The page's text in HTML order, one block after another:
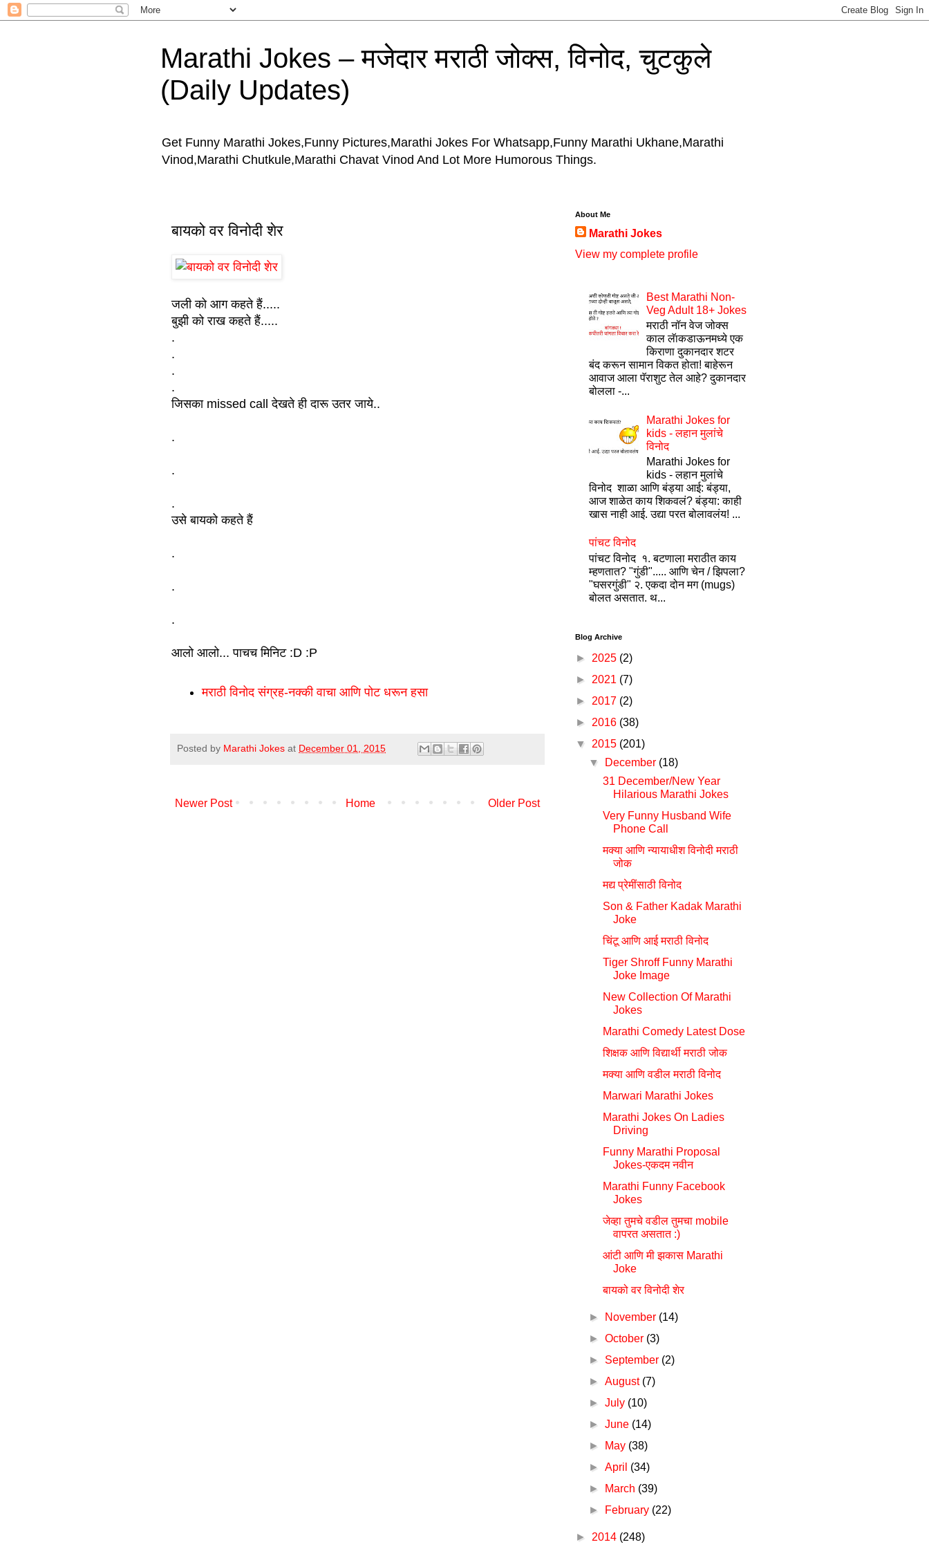
Marathi Jokes – मजेदार मराठी जोक्स, विनोद, चुटकुले
(Daily Updates)
Get Funny Marathi Jokes,Funny Pictures,Marathi Jokes For Whatsapp,Funny Marathi Ukhane,Marathi
Vinod,Marathi Chutkule,Marathi Chavat Vinod And Lot More Humorous Things.
बायको वर विनोदी शेर
जली को आग कहते हैं.....
बुझी को राख कहते हैं.....
.
.
.
.
जिसका missed call देखते ही दारू उतर जाये..
.
.
.
उसे बायको कहते हैं
.
.
.
आलो आलो... पाचच मिनिट :D :P
मराठी विनोद संग्रह-नक्की वाचा आणि पोट धरून हसा
Posted by Marathi Jokes at December 01, 2015
Newer Post Older Post
Home
About Me
Marathi Jokes
View my complete profile
Best Marathi Non-
Veg Adult 18+ Jokes
मराठी नॉन वेज जोक्स
काल लॅाकडाऊनमध्ये एक
किराणा दुकानदार शटर
बंद करून सामान विकत होता! बाहेरून
आवाज आला पॅराशुट तेल आहे? दुकानदार
बोलला -...
Marathi Jokes for
kids - लहान मुलांचे
विनोद
Marathi Jokes for
kids - लहान मुलांचे
विनोद शाळा आणि बंड्या आई: बंड्या,
आज शाळेत काय शिकवलं? बंड्या: काही
खास नाही आई. उद्या परत बोलावलंय! ...
पांचट विनोद
पांचट विनोद १. बटणाला मराठीत काय
म्हणतात? "गुंडी"..... आणि चेन / झिपला?
"घसरगुंडी" २. एकदा दोन मग (mugs)
बोलत असतात. थ...
Blog Archive
► 2025 (2)
► 2021 (7)
► 2017 (2)
► 2016 (38)
▼ 2015 (201)
▼
December (18)
31 December/New Year
Hilarious Marathi Jokes
Very Funny Husband Wife
Phone Call
मक्या आणि न्यायाधीश विनोदी मराठी
जोक
मद्य प्रेमींसाठी विनोद
Son & Father Kadak Marathi
Joke
चिंटू आणि आई मराठी विनोद
Tiger Shroff Funny Marathi
Joke Image
New Collection Of Marathi
Jokes
Marathi Comedy Latest Dose
शिक्षक आणि विद्यार्थी मराठी जोक
मक्या आणि वडील मराठी विनोद
Marwari Marathi Jokes
Marathi Jokes On Ladies
Driving
Funny Marathi Proposal
Jokes-एकदम नवीन
Marathi Funny Facebook
Jokes
जेव्हा तुमचे वडील तुमचा mobile
वापरत असतात :)
आंटी आणि मी झकास Marathi
Joke
बायको वर विनोदी शेर
► November (14)
►October (3)
► September (2)
►August (7)
►July (10)
►June (14)
►
May (38)
►April (34)
►
March (39)
►
February (22)
► 2014 (248)